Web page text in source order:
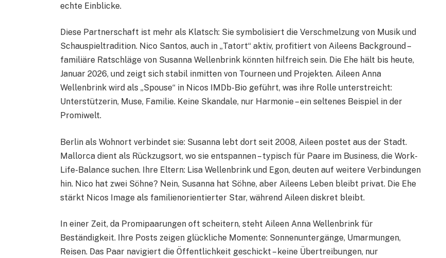
echte Einblicke.
Diese Partnerschaft ist mehr als Klatsch: Sie symbolisiert die Verschmelzung von Musik und
Schauspieltradition. Nico Santos, auch in „Tatort“ aktiv, profitiert von Aileens Background –
familiäre Ratschläge von Susanna Wellenbrink könnten hilfreich sein. Die Ehe hält bis heute,
Januar 2026, und zeigt sich stabil inmitten von Tourneen und Projekten. Aileen Anna
Wellenbrink wird als „Spouse“ in Nicos IMDb-Bio geführt, was ihre Rolle unterstreicht:
Unterstützerin, Muse, Familie. Keine Skandale, nur Harmonie – ein seltenes Beispiel in der
Promiwelt.
Berlin als Wohnort verbindet sie: Susanna lebt dort seit 2008, Aileen postet aus der Stadt.
Mallorca dient als Rückzugsort, wo sie entspannen – typisch für Paare im Business, die Work-
Life-Balance suchen. Ihre Eltern: Lisa Wellenbrink und Egon, deuten auf weitere Verbindungen
hin. Nico hat zwei Söhne? Nein, Susanna hat Söhne, aber Aileens Leben bleibt privat. Die Ehe
stärkt Nicos Image als familienorientierter Star, während Aileen diskret bleibt.
In einer Zeit, da Promipaarungen oft scheitern, steht Aileen Anna Wellenbrink für
Beständigkeit. Ihre Posts zeigen glückliche Momente: Sonnenuntergänge, Umarmungen,
Reisen. Das Paar navigiert die Öffentlichkeit geschickt – keine Übertreibungen, nur